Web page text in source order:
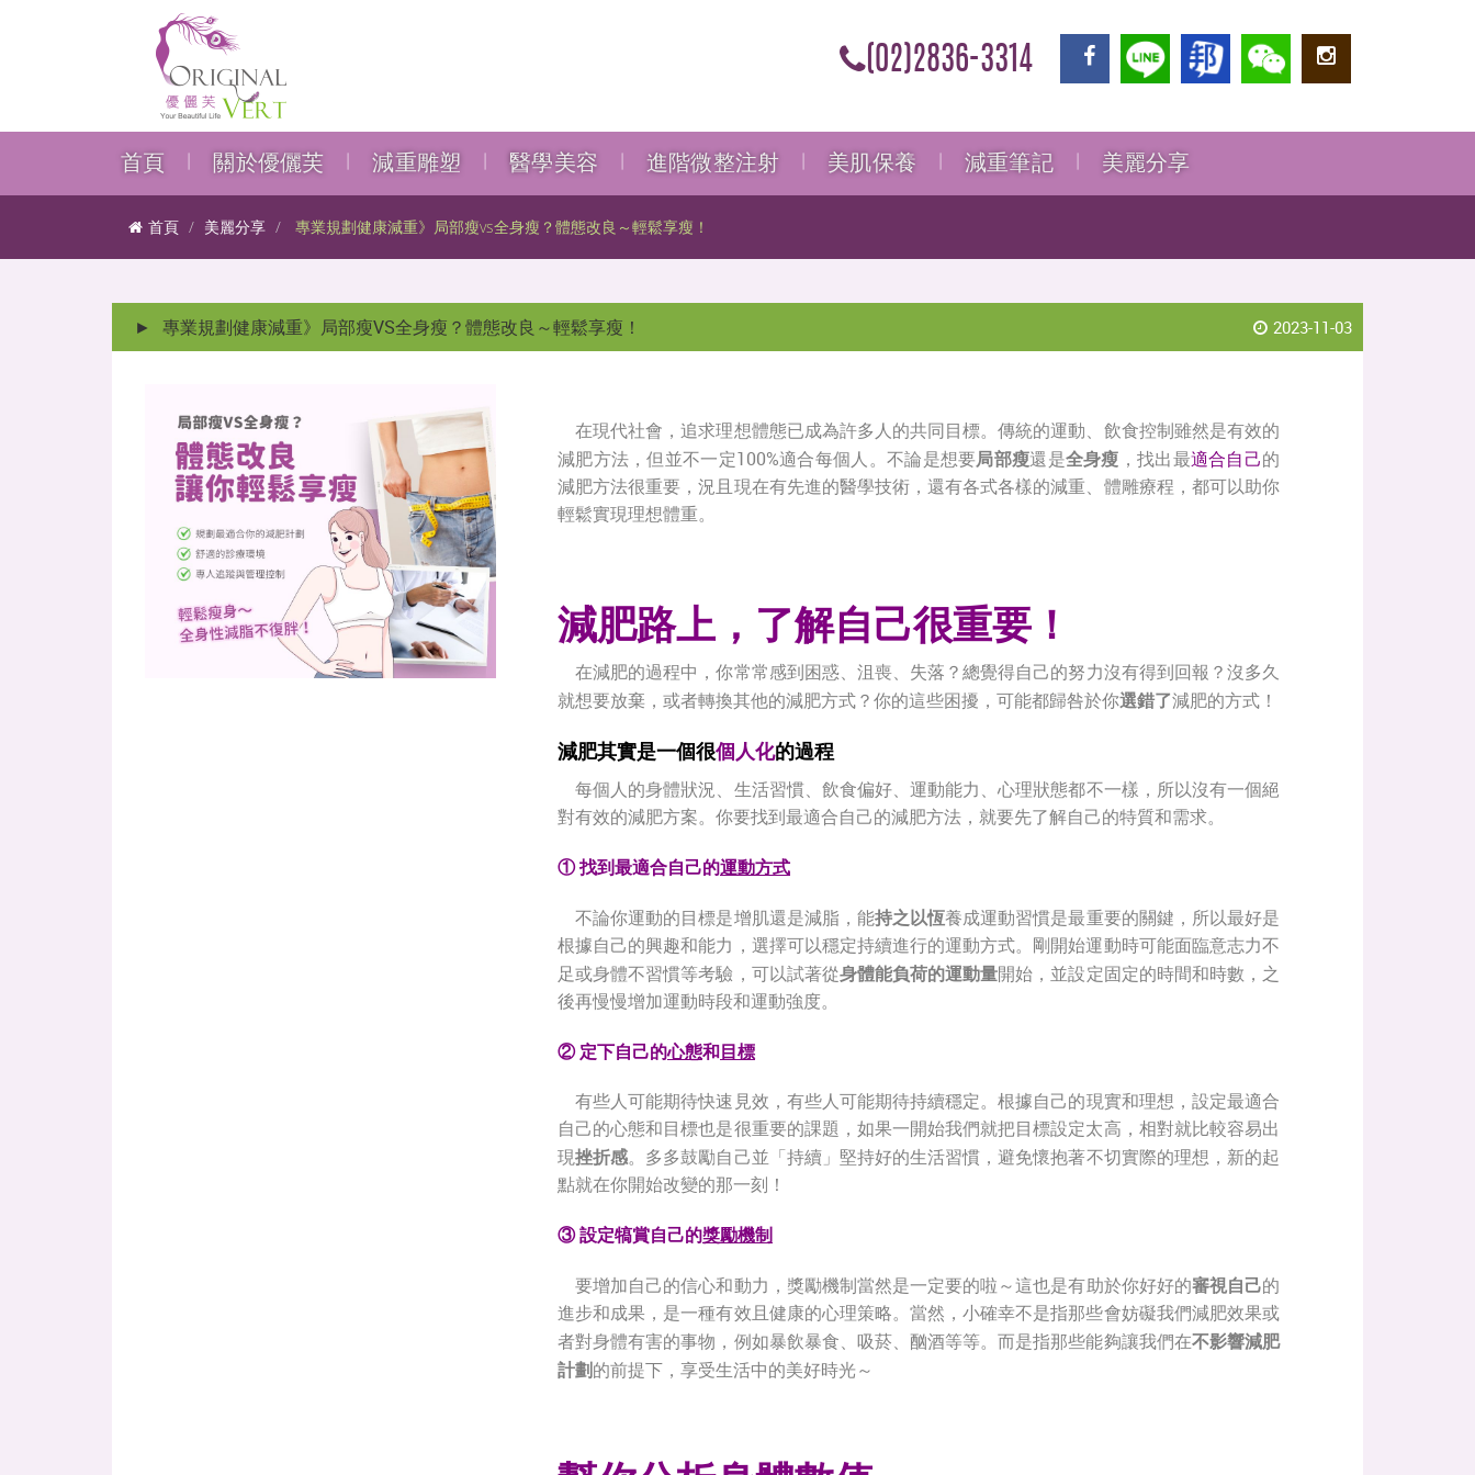
(02)2836-3314
首頁 關於優儷芙 減重雕塑 醫學美容 進階微整注射 美肌保養 減重筆記 美麗分享
首頁 美麗分享 專業規劃健康減重》局部瘦vs全身瘦？體態改良～輕鬆享瘦！
2023-11-03
► 專業規劃健康減重》局部瘦VS全身瘦？體態改良～輕鬆享瘦！
在現代社會，追求理想體態已成為許多人的共同目標。傳統的運動、飲食控制雖然是有效的
減肥方法，但並不一定100%適合每個人。不論是想要局部瘦還是全身瘦 ，找出最適合自己的
減肥方法很重要，況且現在有先進的醫學技術，還有各式各樣的減重、體雕療程，都可以助你
輕鬆實現理想體重。
減肥路上，了解自己很重要！
在減肥的過程中，你常常感到困惑、沮喪、失落？總覺得自己的努力沒有得到回報？沒多久
就想要放棄，或者轉換其他的減肥方式？你的這些困擾，可能都歸咎於你選錯了減肥的方式！
減肥其實是一個很個人化的過程
每個人的身體狀況、生活習慣、飲食偏好、運動能力、心理狀態都不一樣，所以沒有一個絕
對有效的減肥方案。你要找到最適合自己的減肥方法，就要先了解自己的特質和需求。
① 找到最適合自己的運動方式
不論你運動的目標是增肌還是減脂，能持之以恆養成運動習慣是最重要的關鍵，所以最好是
根據自己的興趣和能力，選擇可以穩定持續進行的運動方式。剛開始運動時可能面臨意志力不
足或身體不習慣等考驗，可以試著從身體能負荷的運動量開始，並設定固定的時間和時數，之
後再慢慢增加運動時段和運動強度。
② 定下自己的心態和目標
有些人可能期待快速見效，有些人可能期待持續穩定。根據自己的現實和理想，設定最適合
自己的心態和目標也是很重要的課題，如果一開始我們就把目標設定太高，相對就比較容易出
現挫折感。多多鼓勵自己並「持續」堅持好的生活習慣，避免懷抱著不切實際的理想，新的起
點就在你開始改變的那一刻！
③ 設定犒賞自己的獎勵機制
要增加自己的信心和動力，獎勵機制當然是一定要的啦～這也是有助於你好好的審視自己的
進步和成果，是一種有效且健康的心理策略。當然，小確幸不是指那些會妨礙我們減肥效果或
者對身體有害的事物，例如暴飲暴食、吸菸、酗酒等等。而是指那些能夠讓我們在不影響減肥
計劃的前提下，享受生活中的美好時光～